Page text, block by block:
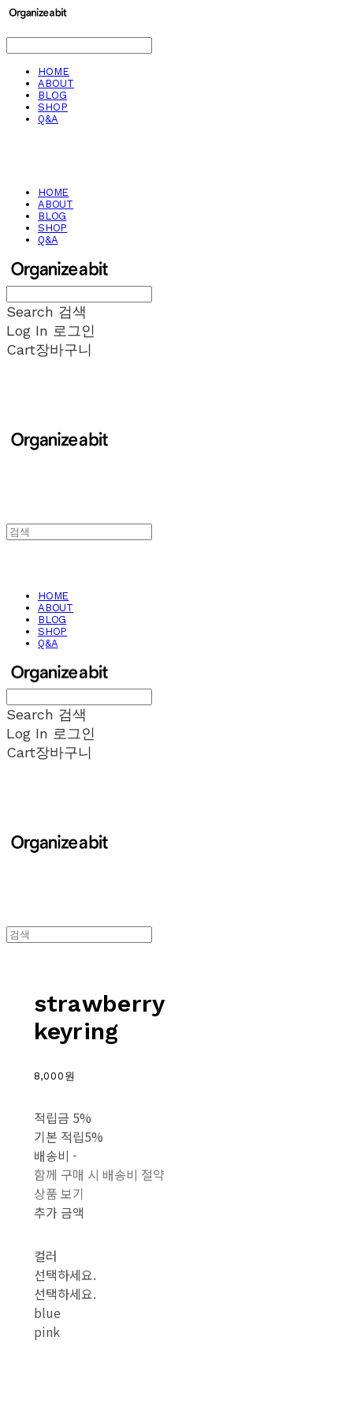
HOME
ABOUT
BLOG
SHOP
Q&A
HOME
ABOUT
BLOG
SHOP
Q&A
Search 검색
Log In 로그인
Cart장바구니
HOME
ABOUT
BLOG
SHOP
Q&A
Search 검색
Log In 로그인
Cart장바구니
strawberry
keyring
8,000원
적립금 5%
기본 적립5%
배송비 -
함께 구매 시 배송비 절약
상품 보기
추가 금액
컬러
선택하세요.
선택하세요.
blue
pink